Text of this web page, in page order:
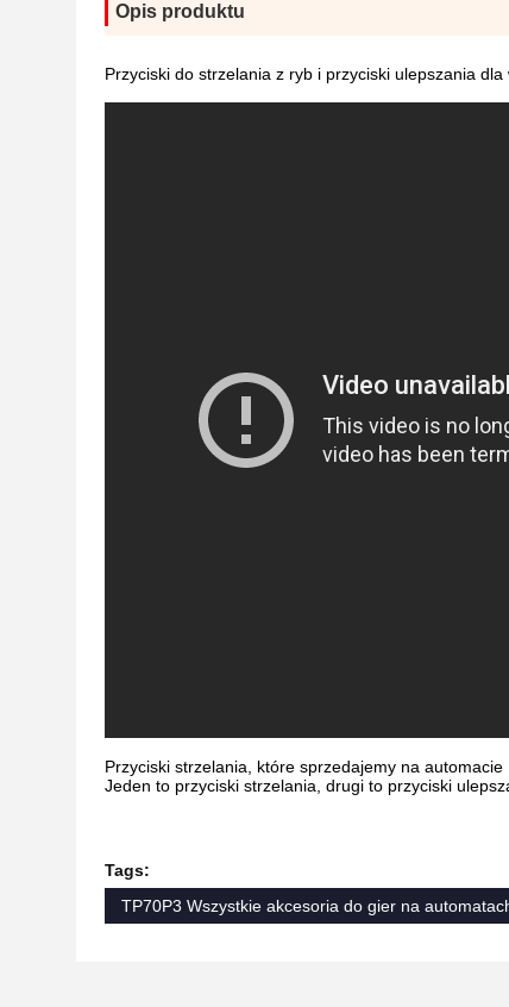
Opis produktu
Przyciski do strzelania z ryb i przyciski ulepszania
Przyciski strzelania, które sprzedajemy na
Jeden to przyciski strzelania, drugi to przyciski